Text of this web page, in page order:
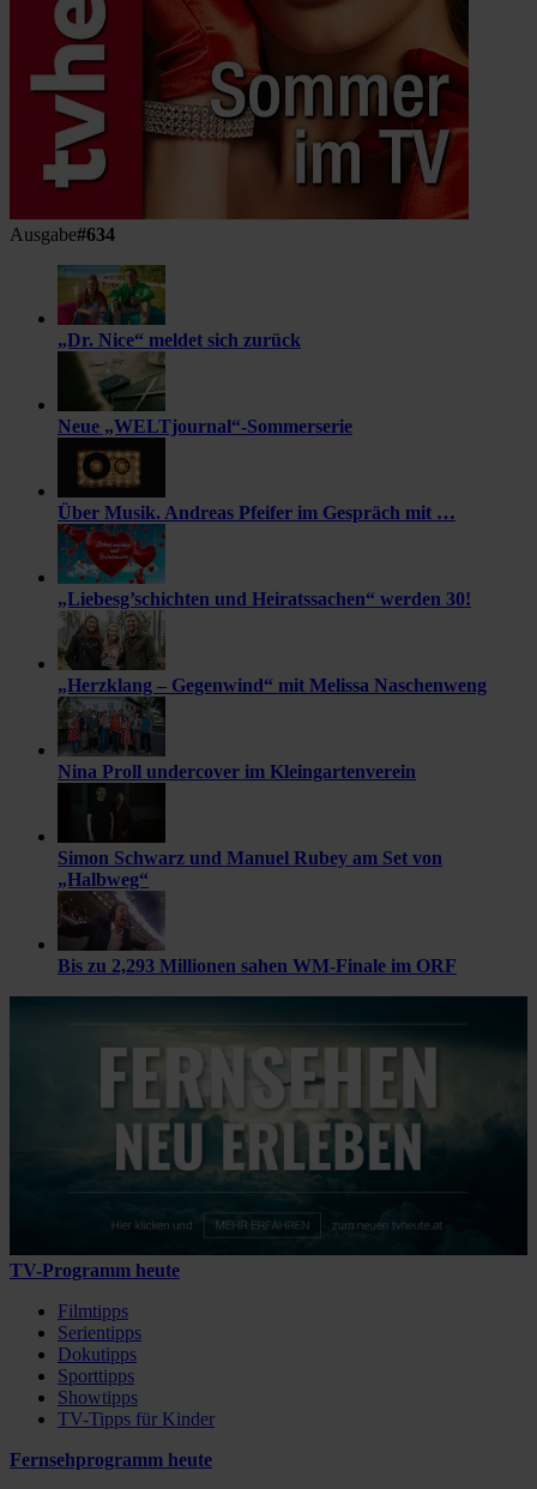
Ausgabe#634
„Dr. Nice“ meldet sich zurück
Neue „WELTjournal“-Sommerserie
Über Musik. Andreas Pfeifer im Gespräch mit …
„Liebesg’schichten und Heiratssachen“ werden 30!
„Herzklang – Gegenwind“ mit Melissa Naschenweng
Nina Proll undercover im Kleingartenverein
Simon Schwarz und Manuel Rubey am Set von
„Halbweg“
Bis zu 2,293 Millionen sahen WM-Finale im ORF
TV-Programm heute
Filmtipps
Serientipps
Dokutipps
Sporttipps
Showtipps
TV-Tipps für Kinder
Fernsehprogramm heute